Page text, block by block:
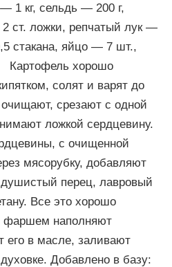
1 кг, сельдь — 200 г,
ст. ложки, репчатый лук —
стакана, яйцо — 7 шт.,
Картофель хорошо
солят и варят до
срезают с одной
ложкой сердцевину.
с очищенной
мясорубку, добавляют
перец, лавровый
Все это хорошо
фаршем наполняют
его в масле, заливают
Добавлено в базу: